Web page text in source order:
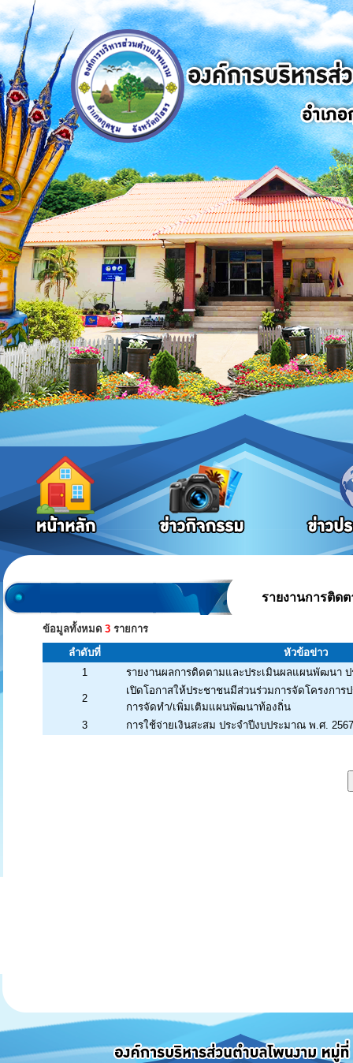
รายงานการติด
ข้อมูลทั้งหมด 3 รายการ
ลำดับที่
หัวข้อข่าว
1
รายงานผลการติดตามและประเมินผลแผนพัฒนา
2
เปิดโอกาสให้ประชาชนมีส่วนร่วมการจัดโครงกา
การจัดทำ/เพิ่มเติมแผนพัฒนาท้องถิ่น
3
การใช้จ่ายเงินสะสม ประจำปีงบประมาณ พ.ศ. 2567